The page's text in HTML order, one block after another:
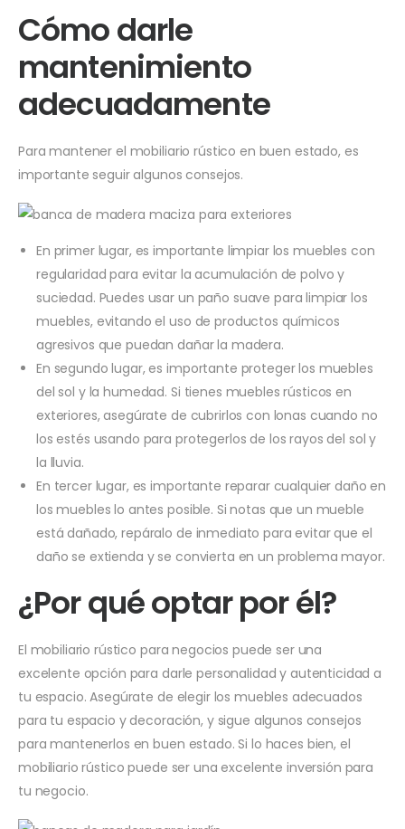
Cómo darle
mantenimiento
adecuadamente
Para mantener el mobiliario rústico en buen estado, es
importante seguir algunos consejos.
En primer lugar, es importante limpiar los muebles con
regularidad para evitar la acumulación de polvo y
suciedad. Puedes usar un paño suave para limpiar los
muebles, evitando el uso de productos químicos
agresivos que puedan dañar la madera.
En segundo lugar, es importante proteger los muebles
del sol y la humedad. Si tienes muebles rústicos en
exteriores, asegúrate de cubrirlos con lonas cuando no
los estés usando para protegerlos de los rayos del sol y
la lluvia.
En tercer lugar, es importante reparar cualquier daño en
los muebles lo antes posible. Si notas que un mueble
está dañado, repáralo de inmediato para evitar que el
daño se extienda y se convierta en un problema mayor.
¿Por qué optar por él?
El mobiliario rústico para negocios puede ser una
excelente opción para darle personalidad y autenticidad a
tu espacio. Asegúrate de elegir los muebles adecuados
para tu espacio y decoración, y sigue algunos consejos
para mantenerlos en buen estado. Si lo haces bien, el
mobiliario rústico puede ser una excelente inversión para
tu negocio.